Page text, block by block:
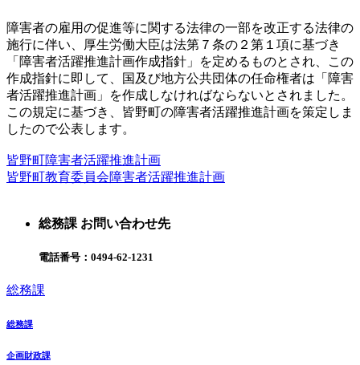
障害者の雇用の促進等に関する法律の一部を改正する法律の
施行に伴い、厚生労働大臣は法第７条の２第１項に基づき
「障害者活躍推進計画作成指針」を定めるものとされ、この
作成指針に即して、国及び地方公共団体の任命権者は「障害
者活躍推進計画」を作成しなければならないとされました。
この規定に基づき、皆野町の障害者活躍推進計画を策定しま
したので公表します。
皆野町障害者活躍推進計画
皆野町教育委員会障害者活躍推進計画
総務課 お問い合わせ先
電話番号： 0494-62-1231
総務課
総務課
企画財政課